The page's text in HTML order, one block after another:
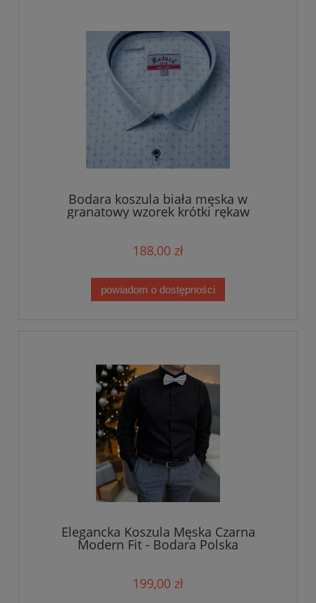
Bodara koszula biała męska w
granatowy wzorek krótki rękaw
188,00 zł
powiadom o dostępności
Elegancka Koszula Męska Czarna
Modern Fit - Bodara Polska
199,00 zł